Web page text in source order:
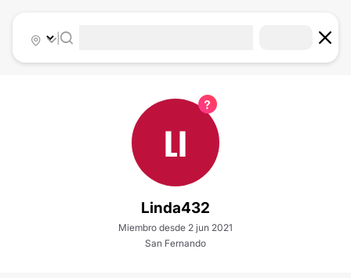
|
LI
Linda432
Miembro desde 2 jun 2021
San Fernando